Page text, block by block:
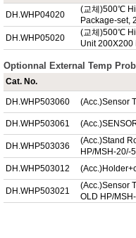
DH.WHP04020
(교체)500℃
Package-set,
DH.WHP05020
(교체)500℃
Unit 200X200
Optionnal External Temp
Cat. No.
DH.WHP503060 (Acc.)Sensor
DH.WHP503061
DH.WHP503036
(Acc.)Stand
HP/MSH-20/-
DH.WHP503012
DH.WHP503021
(Acc.)Sensor
OLD HP/